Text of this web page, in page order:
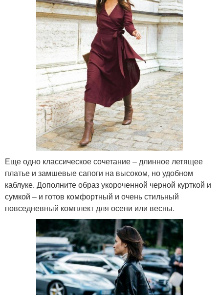
Еще одно классическое сочетание – длинное летящее
платье и замшевые сапоги на высоком, но удобном
каблуке. Дополните образ укороченной черной курткой и
сумкой – и готов комфортный и очень стильный
повседневный комплект для осени или весны.